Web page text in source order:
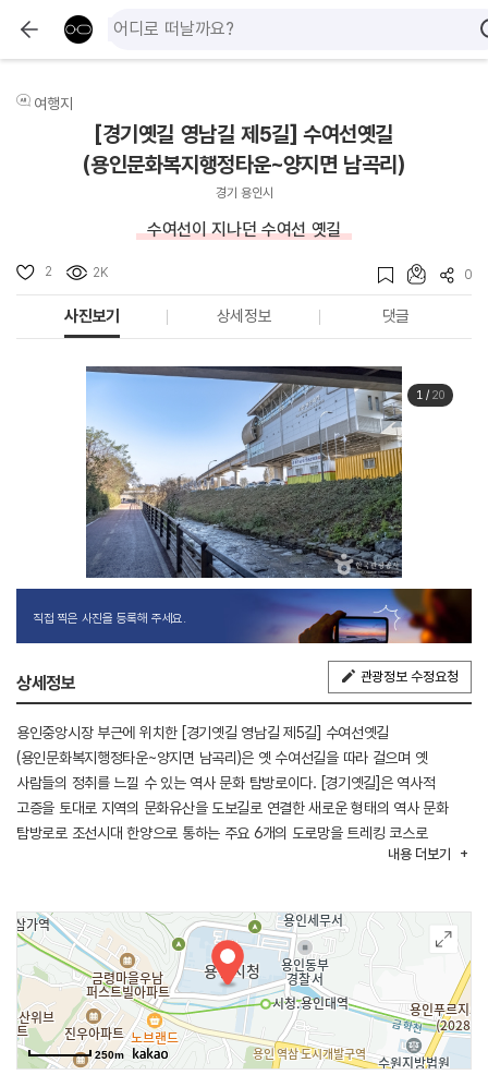
여행지
[경기옛길 영남길 제5길] 수여선옛길
(용인문화복지행정타운~양지면 남곡리)
경기 용인시
수여선이 지나던 수여선 옛길
2 2K 0
사진보기 상세정보 댓글
1/ 20
직접 찍은 사진을 등록해 주세요.
상세정보 관광정보 수정요청
용인중앙시장 부근에 위치한 [경기옛길 영남길 제5길] 수여선옛길
(용인문화복지행정타운~양지면 남곡리)은 옛 수여선길을 따라 걸으며 옛
사람들의 정취를 느낄 수 있는 역사 문화 탐방로이다. [경기옛길]은 역사적
고증을 토대로 지역의 문화유산을 도보길로 연결한 새로운 형태의 역사 문화
탐방로로 조선시대 한양으로 통하는 주요 6개의 도로망을 트레킹 코스로
복원하였다. 영남길 116km 중 용인시를 통과하는 수여선 옛길은 1930년
있으며, 영남대로의 원형과 가장 근접하여 조성된 길이다. 수여선옛길은 총
11.6km 편도 약 4시간 소요되는 코스로 용인문화복지행정타운에서 양지면
남곡리에 이르는 구간이다. 용인행정타운에서 금학천변을 따라 걷다 보면 가장
오래된 오일장 중 하나인 용인장(용인중앙시장)을 만난다. 금학천변의
에버라인은 수여선 옛길의 일부 구간과 닮아있다. 용인장을 지나 금학천에서
합수 지점을 따라 양지천 산책로를 닿는데 계속 걷다 보면 용인 남부의
중심이었던 양지면 남곡리에 도착하게 된다. 본래 양지천 산책로 구간은
내용 더보기
250m